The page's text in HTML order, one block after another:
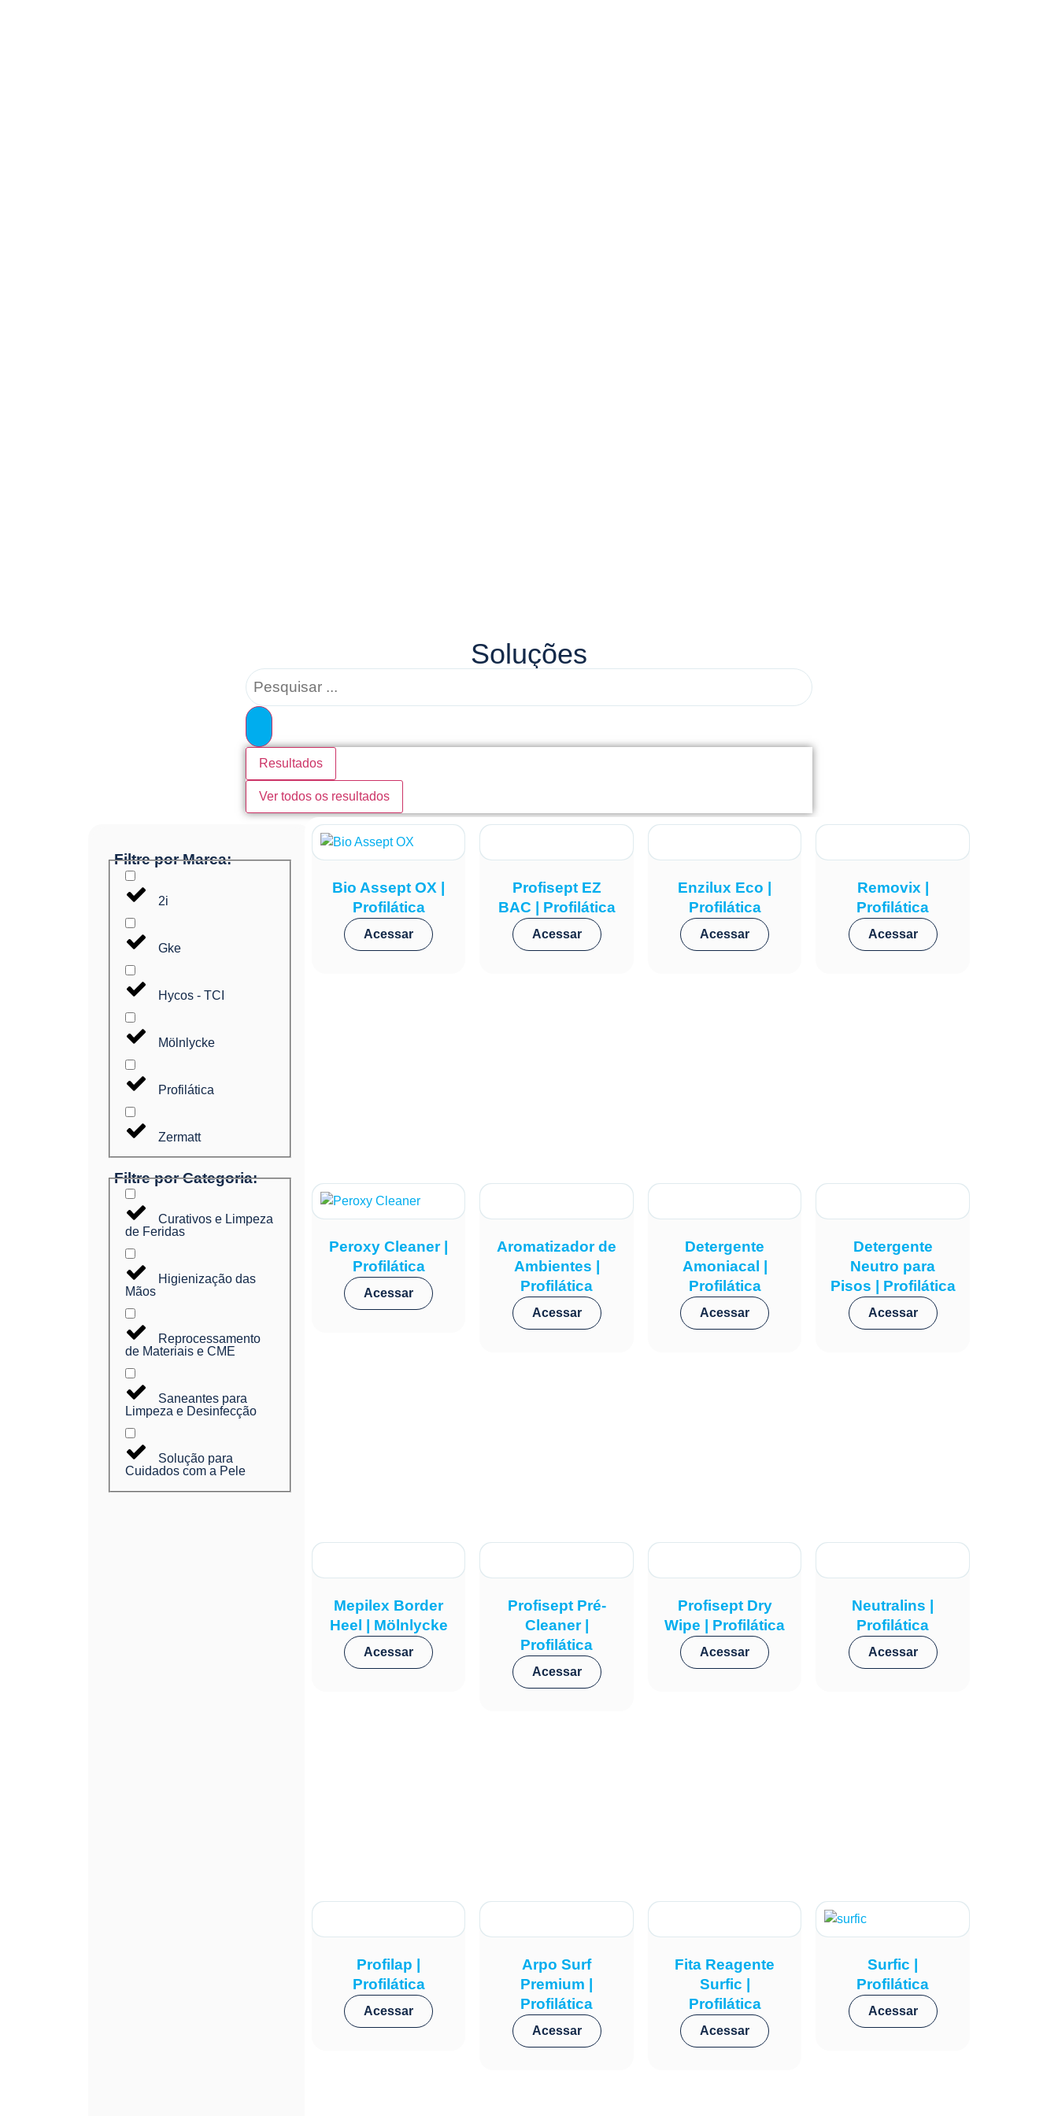
Soluções
Resultados
Ver todos os resultados
Filtre por Marca:
2i
Gke
Hycos - TCI
Mölnlycke
Profilática
Zermatt
Filtre por Categoria:
Curativos e Limpeza
de Feridas
Higienização das
Mãos
Reprocessamento
de Materiais e CME
Saneantes para
Limpeza e Desinfecção
Solução para
Cuidados com a Pele
Bio Assept OX |
Profilática
Acessar
Profisept EZ
BAC | Profilática
Acessar
Enzilux Eco |
Profilática
Acessar
Removix |
Profilática
Acessar
Peroxy Cleaner |
Profilática
Acessar
Aromatizador de
Ambientes |
Profilática
Acessar
Detergente
Amoniacal |
Profilática
Acessar
Detergente
Neutro para
Pisos | Profilática
Acessar
Mepilex Border
Heel | Mölnlycke
Acessar
Profisept Pré-
Cleaner |
Profilática
Acessar
Profisept Dry
Wipe | Profilática
Acessar
Neutralins |
Profilática
Acessar
Profilap |
Profilática
Acessar
Arpo Surf
Premium |
Profilática
Acessar
Fita Reagente
Surfic |
Profilática
Acessar
Surfic |
Profilática
Acessar